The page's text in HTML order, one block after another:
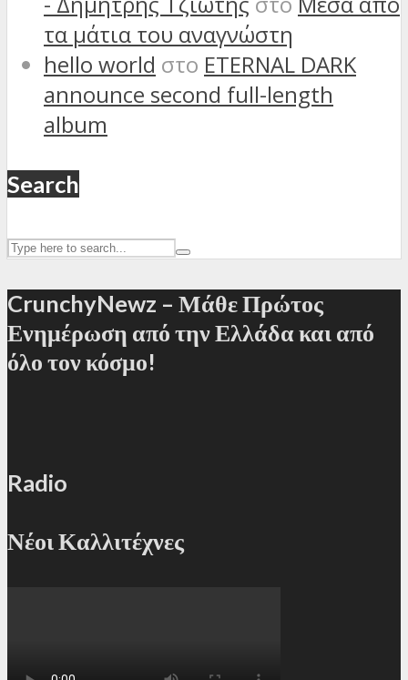
τα μάτια του αναγνώστη
hello world στο ETERNAL DARK
announce second full-length
album
Search
CrunchyNewz – Μάθε Πρώτος
Ενημέρωση από την Ελλάδα και από
όλο τον κόσμο!
Radio
Νέοι Καλλιτέχνες